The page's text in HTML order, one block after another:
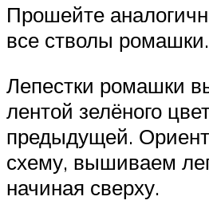
Прошейте
все стволы ромашки.
Лепестки ромашки
лентой зелёного
предыдущей.
схему, вышиваем
начиная сверху.